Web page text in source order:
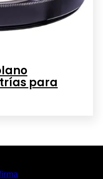
para